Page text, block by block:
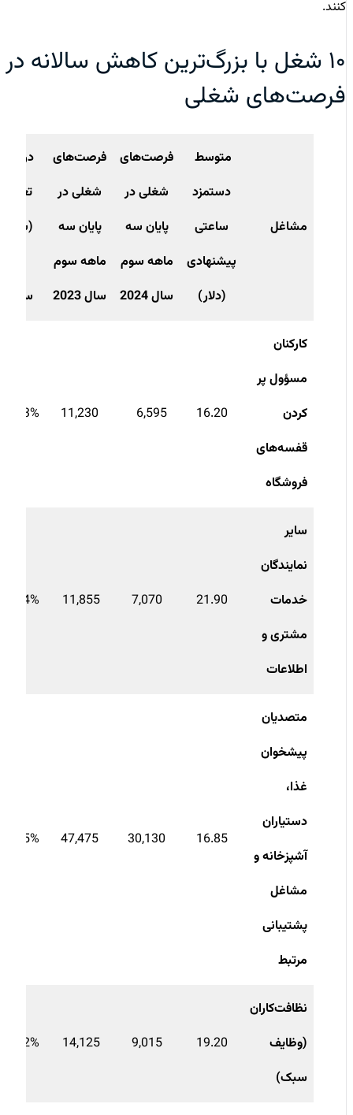
کنند.
۱۰ شغل با بزرگ‌ترین کاهش سالانه در
فرصت‌های شغلی
مشاغل
متوسط
دستمزد
ساعتی
پیشنهادی
(دلار)
فرصت‌های
شغلی در
پایان سه
ماهه سوم
سال 2024
فرصت‌های
شغلی در
پایان سه
ماهه سوم
سال 2023
درصد
تغییر
(سال
سال)
کارکنان
مسؤول پر
کردن
قفسههای
فروشگاه
16.20
6,595
11,230
41.3%-
سایر
نمایندگان
خدمات
مشتری و
اطلاعات
21.90
7,070
11,855
40.4%-
متصدیان
پیشخوان
غذا،
دستیاران
آشپزخانه و
مشاغل
پشتیبانی
مرتبط
16.85
30,130
47,475
36.5%-
نظافت‌کاران
(وظایف
سبک)
19.20
9,015
14,125
36.2%-